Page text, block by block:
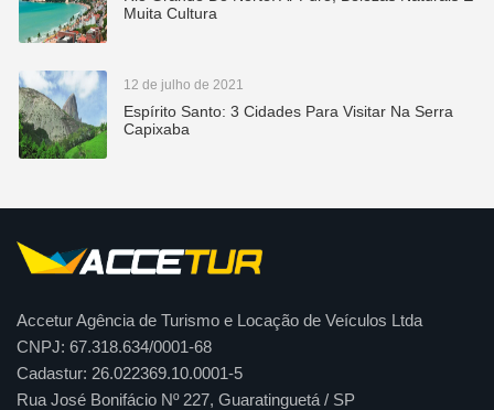
Muita Cultura
12 de julho de 2021
Espírito Santo: 3 Cidades Para Visitar Na Serra
Capixaba
Accetur Agência de Turismo e Locação de Veículos Ltda
CNPJ: 67.318.634/0001-68
Cadastur: 26.022369.10.0001-5
Rua José Bonifácio Nº 227, Guaratinguetá / SP